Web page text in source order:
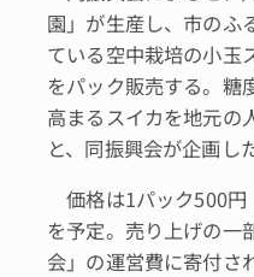
園」が生産し、市のふ
ている空中栽培の小玉
をパック販売する。糖
高まるスイカを地元の
と、同振興会が企画し
価格は1パック500円
を予定。売り上げの一
会」の運営費に寄付さ